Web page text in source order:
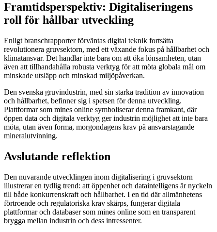
Framtidsperspektiv: Digitaliseringens
roll för hållbar utveckling
Enligt branschrapporter förväntas digital teknik fortsätta
revolutionera gruvsektorn, med ett växande fokus på hållbarhet och
klimatansvar. Det handlar inte bara om att öka lönsamheten, utan
även att tillhandahålla robusta verktyg för att möta globala mål om
minskade utsläpp och minskad miljöpåverkan.
Den svenska gruvindustrin, med sin starka tradition av innovation
och hållbarhet, befinner sig i spetsen för denna utveckling.
Plattformar som mines online symboliserar denna framkant, där
öppen data och digitala verktyg ger industrin möjlighet att inte bara
möta, utan även forma, morgondagens krav på ansvarstagande
mineralutvinning.
Avslutande reflektion
Den nuvarande utvecklingen inom digitalisering i gruvsektorn
illustrerar en tydlig trend: att öppenhet och dataintelligens är nyckeln
till både konkurrenskraft och hållbarhet. I en tid där allmänhetens
förtroende och regulatoriska krav skärps, fungerar digitala
plattformar och databaser som mines online som en transparent
brygga mellan industrin och dess intressenter.